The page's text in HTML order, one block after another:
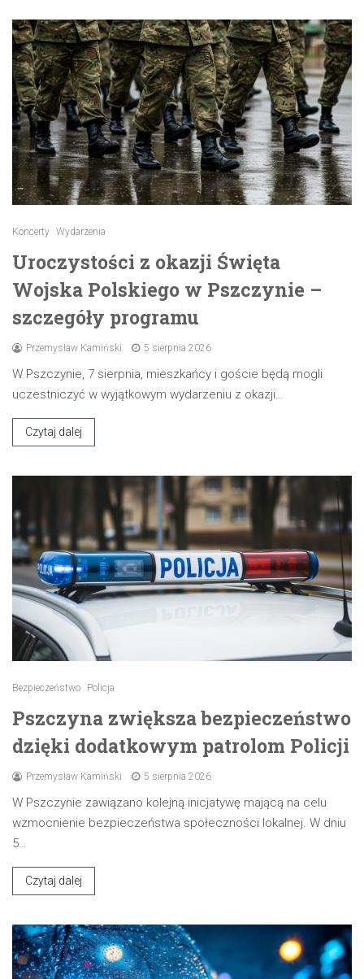
Koncerty Wydarzenia
Uroczystości z okazji Święta
Wojska Polskiego w Pszczynie –
szczegóły programu
Przemysław Kamiński 5 sierpnia 2026
W Pszczynie, 7 sierpnia, mieszkańcy i goście będą mogli
uczestniczyć w wyjątkowym wydarzeniu z okazji…
Czytaj dalej
Bezpieczeństwo Policja
Pszczyna zwiększa bezpieczeństwo
dzięki dodatkowym patrolom Policji
Przemysław Kamiński 5 sierpnia 2026
W Pszczynie zawiązano kolejną inicjatywę mającą na celu
wzmocnienie bezpieczeństwa społeczności lokalnej. W dniu
5…
Czytaj dalej